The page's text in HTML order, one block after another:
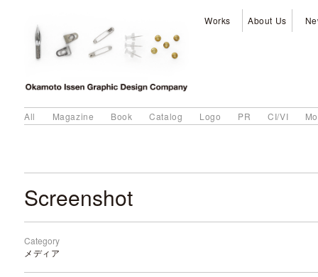
Works About Us
All Magazine Book Catalog Logo PR CI/VI
Screenshot
Category
メディア